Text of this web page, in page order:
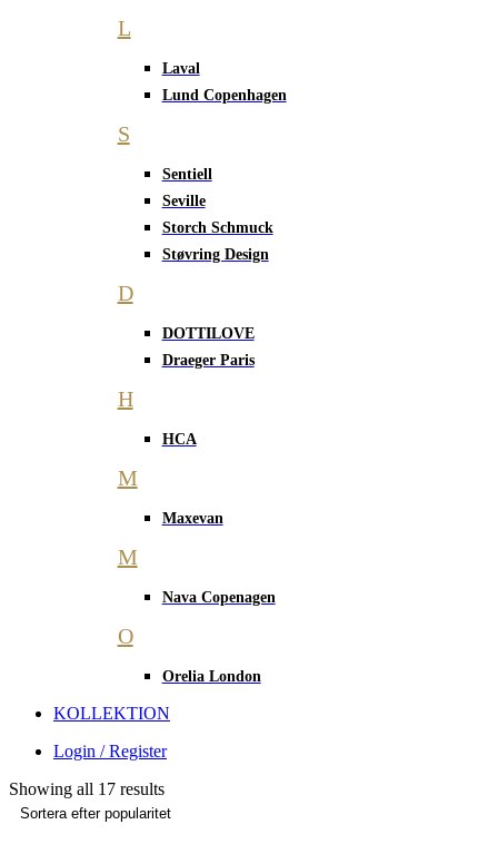
L
Laval
Lund Copenhagen
S
Sentiell
Seville
Storch Schmuck
Støvring Design
D
DOTTILOVE
Draeger Paris
H
HCA
M
Maxevan
M
Nava Copenagen
O
Orelia London
KOLLEKTION
Login / Register
Showing all 17 results